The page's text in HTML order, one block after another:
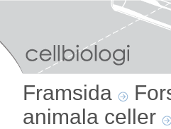
Framsida
animala celler